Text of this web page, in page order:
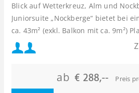
Blick auf Wetterkreuz, Alm und
Juniorsuite „Nockberge“ bietet bei
ca. 43m² (exkl. Balkon mit ca. 9m²)
Mindestbelegung:
Maximalbelegung:
ab€ 288,-- Preis